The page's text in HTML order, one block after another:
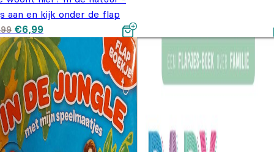
aan en kijk onder de flap
Oorspronkelijke prijs
was: €9,99.
€6,99Huidige prijs is:
€6,99.